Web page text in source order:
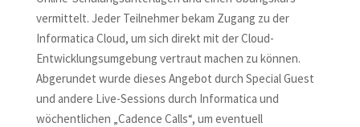
vermittelt. Jeder Teilnehmer bekam Zugang zu der
Informatica Cloud, um sich direkt mit der Cloud-
Entwicklungsumgebung vertraut machen zu können.
Abgerundet wurde dieses Angebot durch Special Guest
und andere Live-Sessions durch Informatica und
wöchentlichen „Cadence Calls“, um eventuell